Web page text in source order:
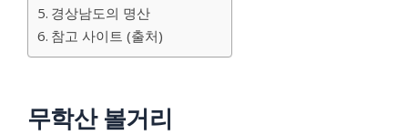
경상남도의 명산
참고 사이트 (출처)
무학산 볼거리